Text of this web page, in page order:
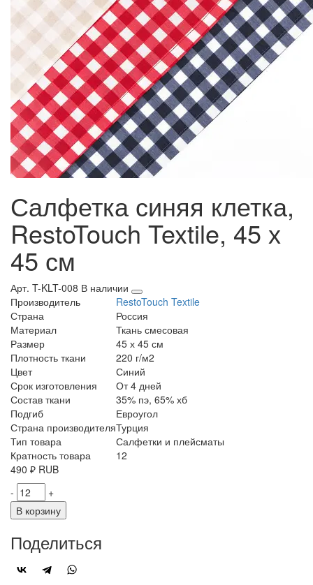
Салфетка синяя клетка,
RestoTouch Textile, 45 х
45 см
Арт. T-KLT-008 В наличии
Производитель
RestoTouch Textile
Страна
Россия
Материал
Ткань смесовая
Размер
45 х 45 см
Плотность ткани
220 г/м2
Цвет
Синий
Срок изготовления
От 4 дней
Состав ткани
35% пэ, 65% хб
Подгиб
Евроугол
Страна производителяТурция
Тип товара
Салфетки и плейсматы
Кратность товара
12
490 ₽ RUB
-
+
В корзину
Поделиться